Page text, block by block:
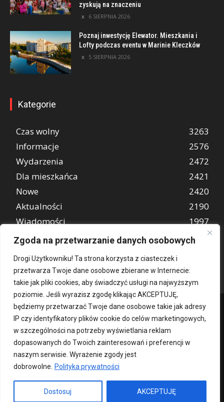
Zgoda na przetwarzanie danych osobowych
Drogi Użytkowniku! Ta strona korzysta z ciasteczek i
przetwarza Twoje dane osobowe zbierane w Internecie:
takie jak pliki cookies, aby świadczyć usługi na najwyższym
poziomie. Jeśli wyrazisz zgodę klikając AKCEPTUJĘ,
będziemy przetwarzać Twoje dane osobowe takie jak adresy
IP czy identyfikatory plików cookie do celów marketingowych,
w szczególności na potrzeby wyświetlania reklam
dopasowanych do Twoich zainteresowań i preferencji w
naszym serwisie. Wyrażenie zgody jest
dobrowolne.
Polityka prywatności
Dostosuj AKCEPTUJĘ
zyskują na znaczeniu
6 SIERPNIA 2026
Poznaj inwestycję Elewator. Mieszkania i
Lofty podczas eventu w Marinie Kleczków
5 SIERPNIA 2026
Kategorie
Czas wolny
3263
Informacje
2576
Wydarzenia
2472
Dla mieszkańca
2421
Nowe
2420
Aktualności
2190
Wiadomości
1997
REKLAMA
849
Kontakt O nas Patronat medialny